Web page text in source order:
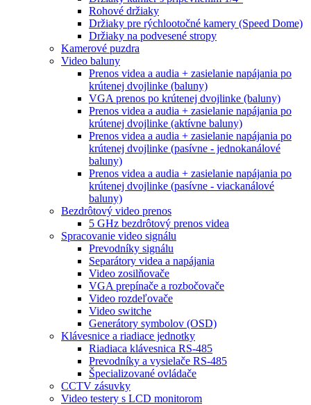
Rohové držiaky
Držiaky pre rýchlootočné kamery (Speed Dome)
Držiaky na podvesené stropy
Kamerové puzdra
Video baluny
Prenos videa a audia + zasielanie napájania po
krútenej dvojlinke (baluny)
VGA prenos po krútenej dvojlinke (baluny)
Prenos videa a audia + zasielanie napájania po
krútenej dvojlinke (aktívne baluny)
Prenos videa a audia + zasielanie napájania po
krútenej dvojlinke (pasívne - jednokanálové
baluny)
Prenos videa a audia + zasielanie napájania po
krútenej dvojlinke (pasívne - viackanálové
baluny)
Bezdrôtový video prenos
5 GHz bezdrôtový prenos videa
Spracovanie video signálu
Prevodníky signálu
Separátory videa a napájania
Video zosilňovače
VGA prepínače a rozbočovače
Video rozdeľovače
Video switche
Generátory symbolov (OSD)
Klávesnice a riadiace jednotky
Riadiaca klávesnica RS-485
Prevodníky a vysielače RS-485
Špecializované ovládače
CCTV zásuvky
Video testery s LCD monitorom